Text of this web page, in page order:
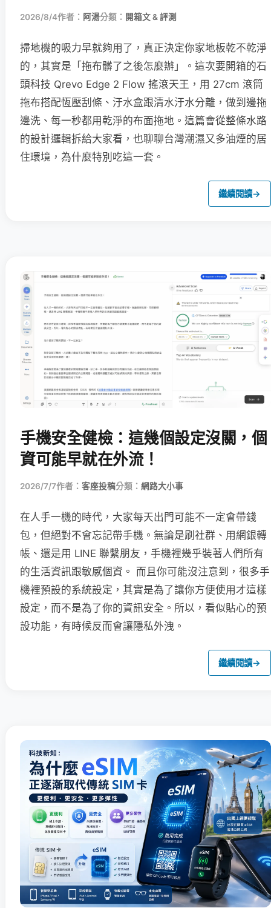
2026/8/4作者： 阿湯分類： 開箱文 & 評測
掃地機的吸力早就夠用了，真正決定你家地板乾不乾淨
的，其實是「拖布髒了之後怎麼辦」。這次要開箱的石
頭科技 Qrevo Edge 2 Flow 搖滾天王，用 27cm 滾筒
拖布搭配恆壓刮條、汙水盒跟清水汙水分離，做到邊拖
邊洗、每一秒都用乾淨的布面拖地。這篇會從整條水路
的設計邏輯拆給大家看，也聊聊台灣潮濕又多油煙的居
住環境，為什麼特別吃這一套。
繼續閱讀→
手機安全健檢：這幾個設定沒關，個
資可能早就在外流！
2026/7/7作者： 客座投稿分類： 網路大小事
在人手一機的時代，大家每天出門可能不一定會帶錢
包，但絕對不會忘記帶手機。無論是刷社群、用網銀轉
帳、還是用 LINE 聯繫朋友，手機裡幾乎裝著人們所有
的生活資訊跟敏感個資。 而且你可能沒注意到，很多手
機裡預設的系統設定，其實是為了讓你方便使用才這樣
設定，而不是為了你的資訊安全。所以，看似貼心的預
設功能，有時候反而會讓隱私外洩。
繼續閱讀→